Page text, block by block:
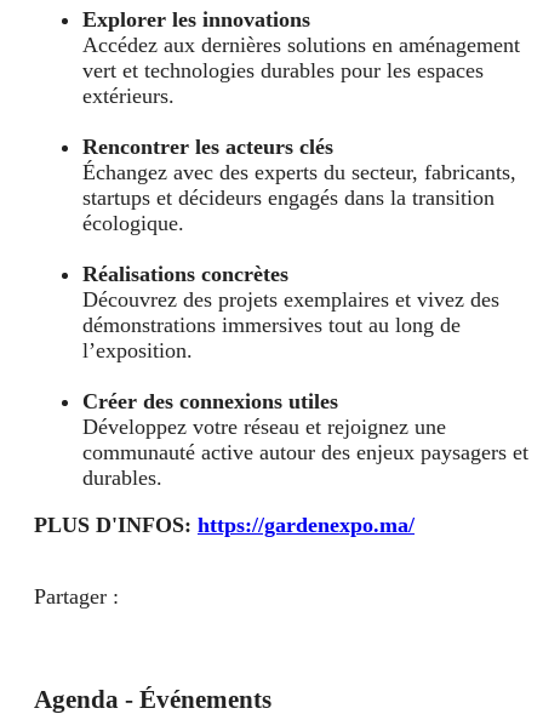
Explorer les innovations
Accédez aux dernières solutions en aménagement
vert et technologies durables pour les espaces
extérieurs.
Rencontrer les acteurs clés
Échangez avec des experts du secteur, fabricants,
startups et décideurs engagés dans la transition
écologique.
Réalisations concrètes
Découvrez des projets exemplaires et vivez des
démonstrations immersives tout au long de
l’exposition.
Créer des connexions utiles
Développez votre réseau et rejoignez une
communauté active autour des enjeux paysagers et
durables.
PLUS D'INFOS: https://gardenexpo.ma/
Partager :
Agenda - Événements